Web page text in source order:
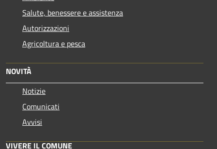
Salute, benessere e assistenza
Autorizzazioni
Agricoltura e pesca
NOVITÀ
Notizie
Comunicati
Avvisi
VIVERE IL COMUNE